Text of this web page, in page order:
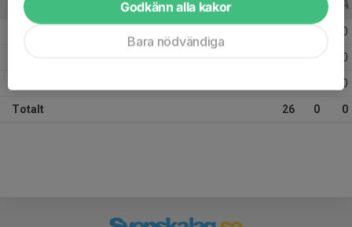
ALLA SERIER ALLA ÅR
0
0
0
Totalt 26 0 0
Godkänn alla kakor
Bara nödvändiga